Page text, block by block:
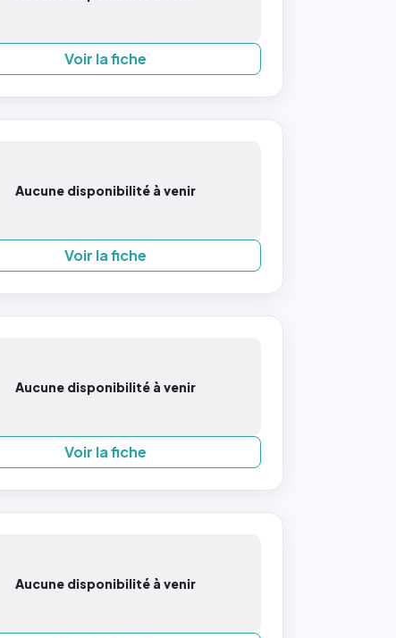
Voir la fiche
Aucune disponibilité à venir
Voir la fiche
Aucune disponibilité à venir
Voir la fiche
Aucune disponibilité à venir